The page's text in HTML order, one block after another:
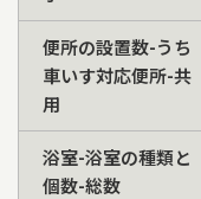
便所の設置数-うち
車いす対応便所-共
用
浴室-浴室の種類と
個数-総数